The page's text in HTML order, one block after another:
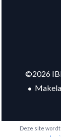
©2026
Deze site